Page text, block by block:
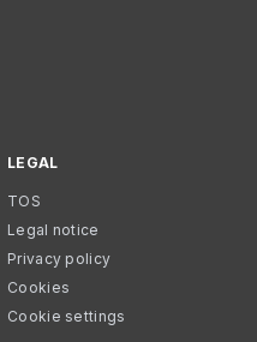
LEGAL
TOS
Legal notice
Privacy policy
Cookies
Cookie settings